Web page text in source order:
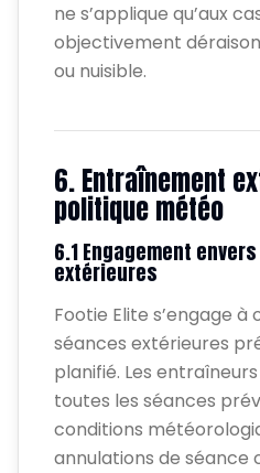
ne s’applique qu’aux
objectivement
ou nuisible.
6. Entraînement
politique météo
6.1 Engagement
extérieures
Footie Elite s’engage
séances extérieures
planifié. Les
toutes les séances
conditions
annulations de séance